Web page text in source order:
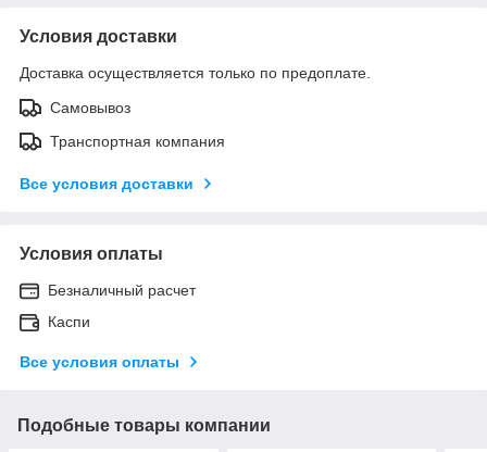
Условия доставки
Доставка осуществляется только по предоплате.
Самовывоз
Транспортная компания
Все условия доставки
Условия оплаты
Безналичный расчет
Каспи
Все условия оплаты
Подобные товары компании